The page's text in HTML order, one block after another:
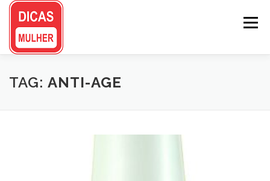
Pular
conteúdo
Menu
TAG: ANTI-AGE